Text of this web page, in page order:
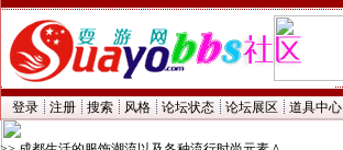
登录 注册 搜索 风格 论坛状态 论坛展区 道具中心